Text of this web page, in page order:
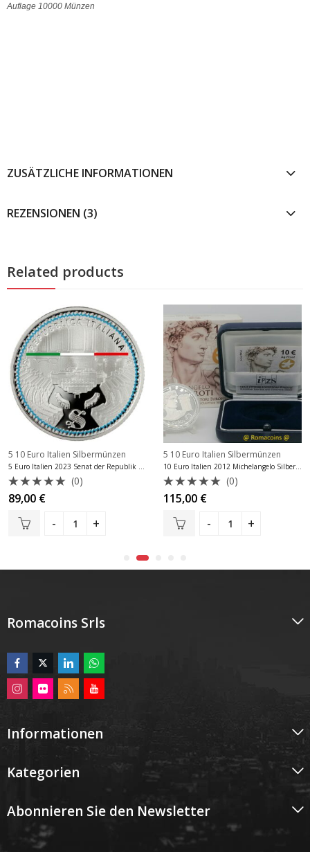
Auflage 10000 Münzen
ZUSÄTZLICHE INFORMATIONEN
REZENSIONEN (3)
Related products
5 10 Euro Italien Silbermünzen
5 Euro Italien 2023 Senat der Republik Silber PP
Bewertet
mit
von
(0)
89,00 €
5 10 Euro Italien Silbermünzen
10 Euro Italien 2012 Michelangelo Silber PP
Bewertet
mit
von
(0)
115,00 €
Romacoins Srls
Informationen
Kategorien
Abonnieren Sie den Newsletter